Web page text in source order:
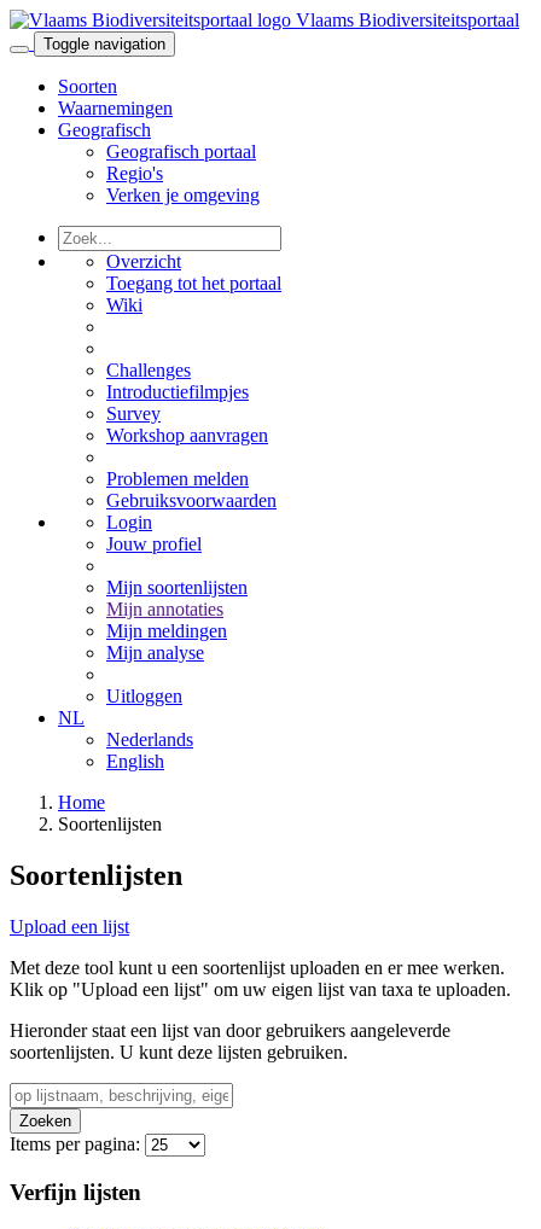
Vlaams Biodiversiteitsportaal
Toggle navigation
Soorten
Waarnemingen
Geografisch
Geografisch portaal
Regio's
Verken je omgeving
Overzicht
Toegang tot het portaal
Wiki
Challenges
Introductiefilmpjes
Survey
Workshop aanvragen
Problemen melden
Gebruiksvoorwaarden
Login
Jouw profiel
Mijn soortenlijsten
Mijn annotaties
Mijn meldingen
Mijn analyse
Uitloggen
NL
Nederlands
English
Home
Soortenlijsten
Soortenlijsten
Upload een lijst
Met deze tool kunt u een soortenlijst uploaden en er mee werken.
Klik op "Upload een lijst" om uw eigen lijst van taxa te uploaden.
Hieronder staat een lijst van door gebruikers aangeleverde
soortenlijsten. U kunt deze lijsten gebruiken.
Zoeken
Items per pagina:
Verfijn lijsten